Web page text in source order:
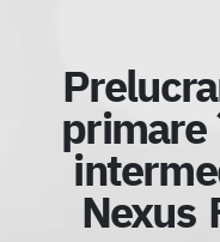
Nexus